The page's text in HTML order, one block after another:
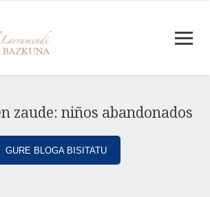
zaude: niños abandonados
GURE BLOGA BISITATU